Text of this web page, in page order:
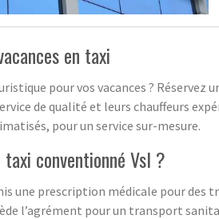
en taxi
pour vos vacances ? Réservez
de qualité et leurs chauffeurs
pour un service sur-mesure.
conventionné Vsl ?
une prescription médicale pour
l’agrément pour un transport